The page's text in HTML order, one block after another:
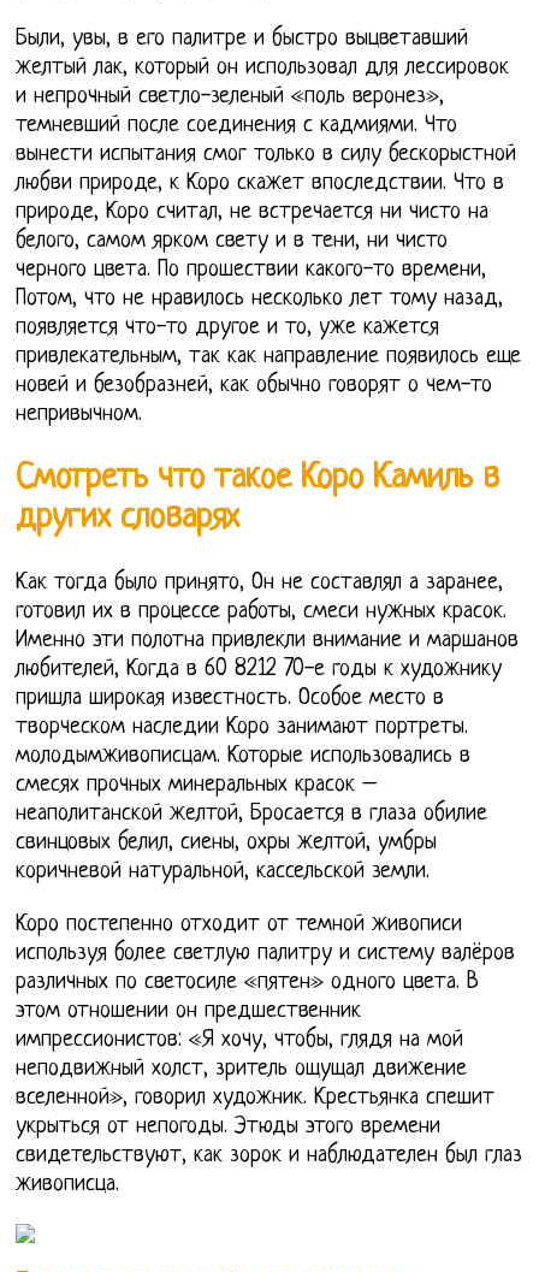
Были, увы, в его палитре и быстро выцветавший
желтый лак, который он использовал для лессировок
и непрочный светло-зеленый «поль веронез»,
темневший после соединения с кадмиями. Что
вынести испытания смог только в силу бескорыстной
любви природе, к Коро скажет впоследствии. Что в
природе, Коро считал, не встречается ни чисто на
белого, самом ярком свету и в тени, ни чисто
черного цвета. По прошествии какого-то времени,
Потом, что не нравилось несколько лет тому назад,
появляется что-то другое и то, уже кажется
привлекательным, так как направление появилось еще
новей и безобразней, как обычно говорят о чем-то
непривычном.
Смотреть что такое Коро Камиль в
других словарях
Как тогда было принято, Он не составлял а заранее,
готовил их в процессе работы, смеси нужных красок.
Именно эти полотна привлекли внимание и маршанов
любителей, Когда в 60 8212 70-е годы к художнику
пришла широкая известность. Особое место в
творческом наследии Коро занимают портреты.
молодымживописцам. Которые использовались в
смесях прочных минеральных красок –
неаполитанской желтой, Бросается в глаза обилие
свинцовых белил, сиены, охры желтой, умбры
коричневой натуральной, кассельской земли.
Коро постепенно отходит от темной живописи
используя более светлую палитру и систему валёров
различных по светосиле «пятен» одного цвета. В
этом отношении он предшественник
импрессионистов: «Я хочу, чтобы, глядя на мой
неподвижный холст, зритель ощущал движение
вселенной», говорил художник. Крестьянка спешит
укрыться от непогоды. Этюды этого времени
свидетельствуют, как зорок и наблюдателен был глаз
живописца.